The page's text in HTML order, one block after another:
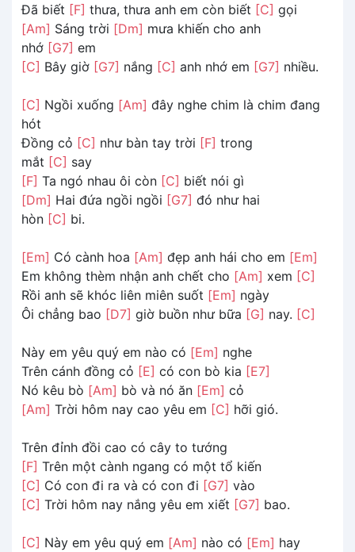
Đã biết [F] thưa, thưa anh em còn biết [C] gọi
[Am] Sáng trời [Dm] mưa khiến cho anh
nhớ [G7] em
[C] Bây giờ [G7] nắng [C] anh nhớ em [G7] nhiều.
[C] Ngồi xuống [Am] đây nghe chim là chim đang
hót
Đồng cỏ [C] như bàn tay trời [F] trong
mắt [C] say
[F] Ta ngó nhau ôi còn [C] biết nói gì
[Dm] Hai đứa ngồi ngồi [G7] đó như hai
hòn [C] bi.
[Em] Có cành hoa [Am] đẹp anh hái cho em [Em]
Em không thèm nhận anh chết cho [Am] xem [C]
Rồi anh sẽ khóc liên miên suốt [Em] ngày
Ôi chẳng bao [D7] giờ buồn như bữa [G] nay. [C]
Này em yêu quý em nào có [Em] nghe
Trên cánh đồng cỏ [E] có con bò kia [E7]
Nó kêu bò [Am] bò và nó ăn [Em] cỏ
[Am] Trời hôm nay cao yêu em [C] hỡi gió.
Trên đỉnh đồi cao có cây to tướng
[F] Trên một cành ngang có một tổ kiến
[C] Có con đi ra và có con đi [G7] vào
[C] Trời hôm nay nắng yêu em xiết [G7] bao.
[C] Này em yêu quý em [Am] nào có [Em] hay